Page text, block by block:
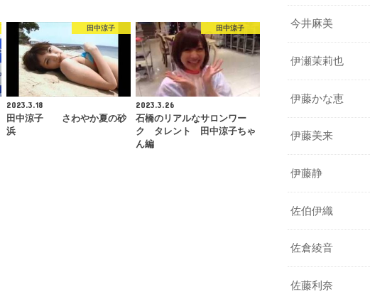
田中涼子
2023.3.18
田中涼子 さわやか夏の砂
浜
田中涼子
2023.3.26
石橋のリアルなサロンワー
ク タレント 田中涼子ちゃ
ん編
今井麻美
伊瀬茉莉也
伊藤かな恵
伊藤美来
伊藤静
佐伯伊織
佐倉綾音
佐藤利奈